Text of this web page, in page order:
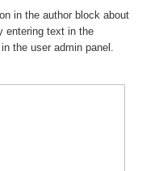
in the author block about
entering text in the
the user admin panel.